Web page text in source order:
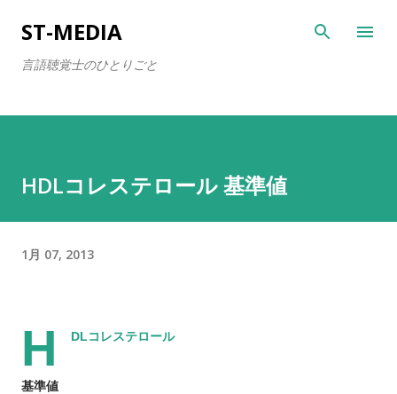
スキップしてメイン コンテンツに移動
ST-MEDIA
言語聴覚士のひとりごと
HDLコレステロール 基準値
1月 07, 2013
H DLコレステロール
基準値